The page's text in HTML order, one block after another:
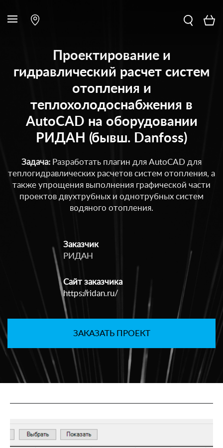
Проектирование и
гидравлический расчет систем
отопления и
теплохолодоснабжения в
AutoCAD на оборудовании
РИДАН (бывш. Danfoss)
Задача: Разработать плагин для AutoCAD для
теплогидравлических расчетов систем отопления, а
также упрощения выполнения графической части
проектов двухтрубных и однотрубных систем
водяного отопления.
Заказчик
РИДАН
Сайт заказчика
https://ridan.ru/
ЗАКАЗАТЬ ПРОЕКТ